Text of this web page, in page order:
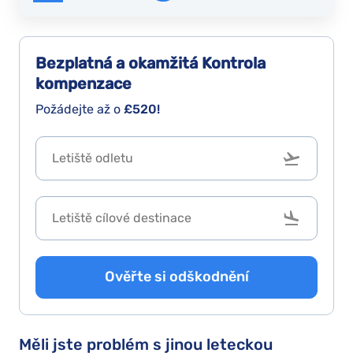
Bezplatná a okamžitá Kontrola
kompenzace
Požádejte až o £520!
Ověřte si odškodnění
Měli jste problém s jinou leteckou